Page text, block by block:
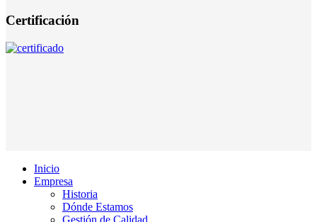
Certificación
Inicio
Empresa
Historia
Dónde Estamos